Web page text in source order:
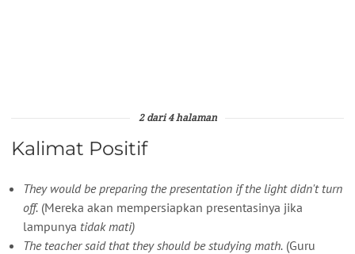
2 dari 4 halaman
Kalimat Positif
They would be preparing the presentation if the light didn't turn
off. (Mereka akan mempersiapkan presentasinya jika
lampunya tidak mati)
The teacher said that they should be studying math. (Guru